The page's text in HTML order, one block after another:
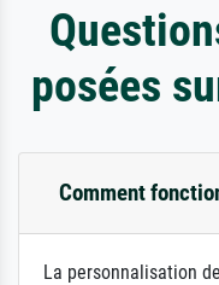
posées
Comment
La personnalisation